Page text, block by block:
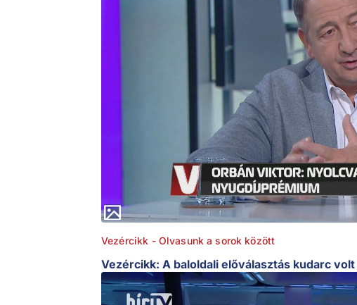
Vezércikk - Olvasunk a sorok között
Vezércikk: A baloldali előválasztás kudarc